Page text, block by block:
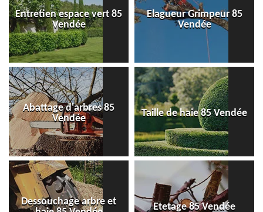
Entretien espace vert 85
Vendée
Elagueur Grimpeur 85
Vendée
Abattage d'arbres 85
Vendée
Taille de haie 85 Vendée
Dessouchage arbre et
Etetage 85 Vendée